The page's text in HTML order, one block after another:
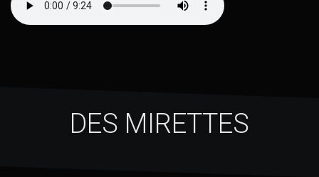
DES MIRETTES